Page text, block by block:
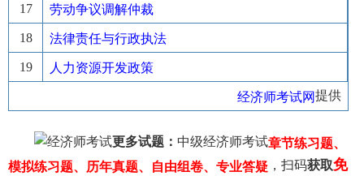
17 劳动争议调解仲裁
18 法律责任与行政执法
19 人力资源开发政策
经济师考试网提供
更多试题： 中级经济师考试章节练习题、
模拟练习题、历年真题、自由组卷、专业答疑 ，扫码获取免